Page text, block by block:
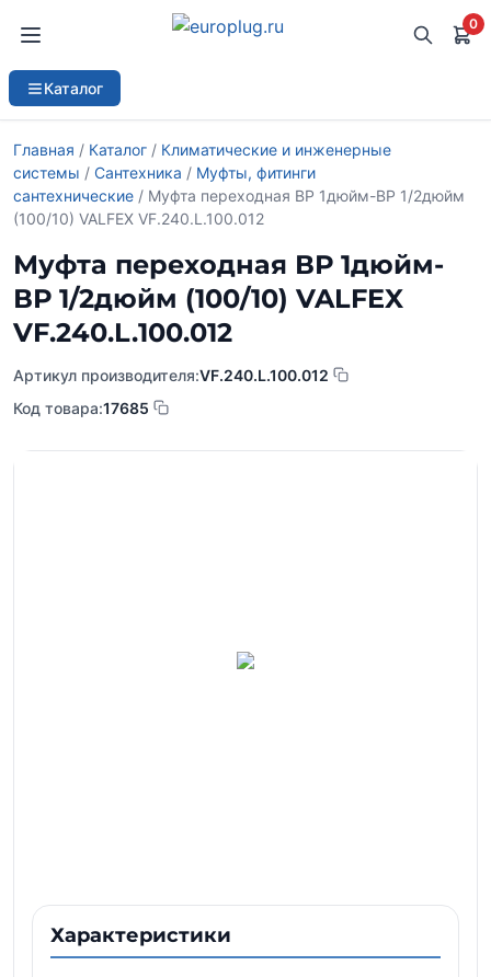
0
Каталог
Главная / Каталог / Климатические и инженерные
системы / Сантехника / Муфты, фитинги
сантехнические / Муфта переходная ВР 1дюйм-ВР 1/2дюйм
(100/10) VALFEX VF.240.L.100.012
Муфта переходная ВР 1дюйм-
ВР 1/2дюйм (100/10) VALFEX
VF.240.L.100.012
Артикул производителя:VF.240.L.100.012
Код товара:17685
Характеристики